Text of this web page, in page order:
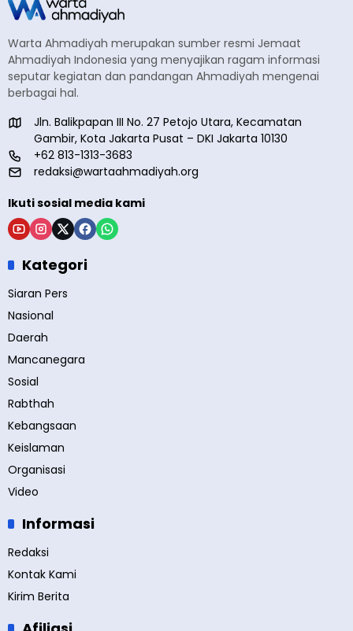
Warta Ahmadiyah merupakan sumber resmi Jemaat
Ahmadiyah Indonesia yang menyajikan ragam informasi
seputar kegiatan dan pandangan Ahmadiyah mengenai
berbagai hal.
Jln. Balikpapan III No. 27 Petojo Utara, Kecamatan
Gambir, Kota Jakarta Pusat – DKI Jakarta 10130
+62 813-1313-3683
redaksi@wartaahmadiyah.org
Ikuti sosial media kami
Kategori
Siaran Pers
Nasional
Daerah
Mancanegara
Sosial
Rabthah
Kebangsaan
Keislaman
Organisasi
Video
Informasi
Redaksi
Kontak Kami
Kirim Berita